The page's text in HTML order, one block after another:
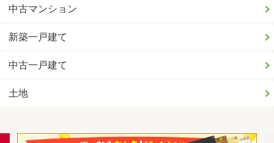
中古マンション
新築一戸建て
中古一戸建て
土地